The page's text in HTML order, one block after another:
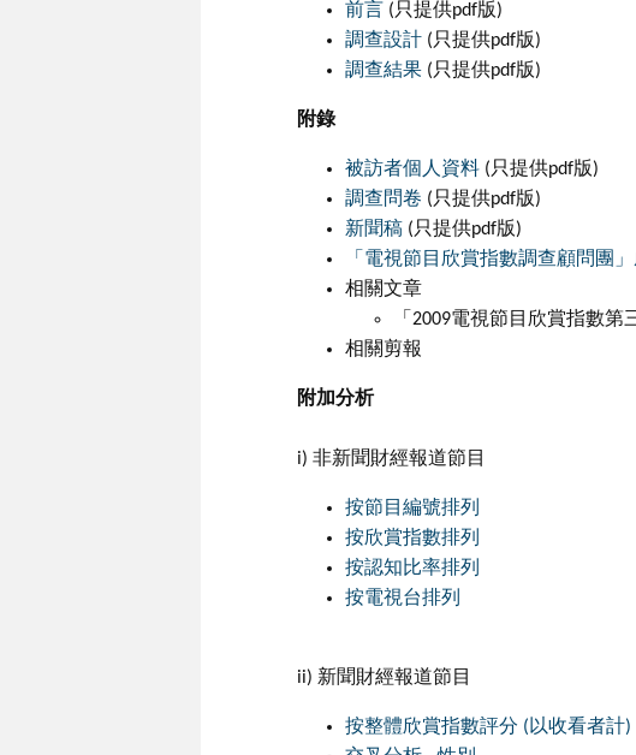
前言 (只提供pdf版)
調查設計 (只提供pdf版)
調查結果 (只提供pdf版)
附錄
被訪者個人資料 (只提供pdf版)
調查問卷 (只提供pdf版)
新聞稿 (只提供pdf版)
「電視節目欣賞指數調查顧問團
相關文章
「2009電視節目欣賞指數
相關剪報
附加分析
i) 非新聞財經報道節目
按節目編號排列
按欣賞指數排列
按認知比率排列
按電視台排列
ii) 新聞財經報道節目
按整體欣賞指數評分 (以收看者計)